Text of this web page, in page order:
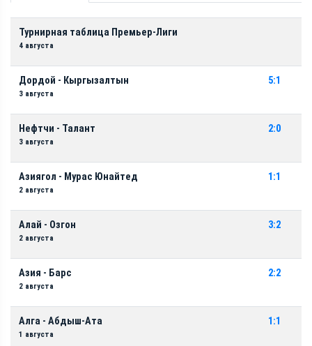
Турнирная таблица Премьер-Лиги
4 августа
Дордой - Кыргызалтын
3 августа
5:1
Нефтчи - Талант
3 августа
2:0
Азиягол - Мурас Юнайтед
2 августа
1:1
Алай - Озгон
2 августа
3:2
Азия - Барс
2 августа
2:2
Алга - Абдыш-Ата
1 августа
1:1